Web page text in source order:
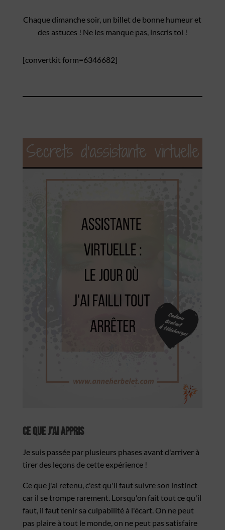
Chaque dimanche soir, un billet de bonne humeur et
des astuces ! Ne les manque pas, inscris toi !
[convertkit form=6346682]
Ce que j’ai appris
Je suis passée par plusieurs phases avant d'arriver à
tirer des leçons de cette expérience !
Ce que j'ai retenu, c'est qu'il faut suivre son instinct
car il se trompe rarement. Lorsqu'on fait tout ce qu'il
faut, il faut tenir sa culpabilité à l'écart. On ne peut
pas plaire à tout le monde, on ne peut pas satisfaire